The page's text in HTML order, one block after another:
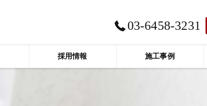
03-6458-3231
採用情報 施工事例